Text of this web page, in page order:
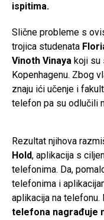
ispitima.
Slične probleme s
trojica studenata
Vinoth Vinaya koji su
Kopenhagenu. Zbog
znaju ići učenje i
telefon pa su odlučili
Rezultat njihova
Hold, aplikacija s
telefonima. Da,
telefonima i
aplikacija na telefonu.
telefona nagrađuje